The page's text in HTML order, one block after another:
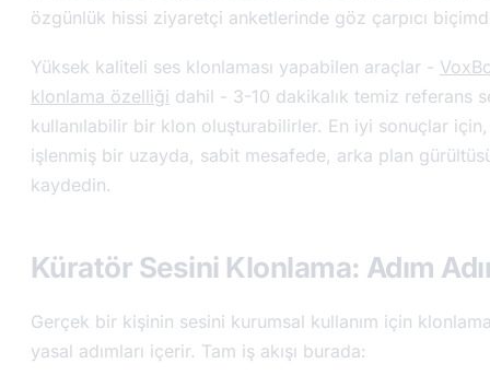
özgünlük hissi ziyaretçi anketlerinde göz çarpıcı
Yüksek kaliteli ses klonlaması yapabilen araçlar -
klonlama özelliği dahil - 3-10 dakikalık temiz referans
kullanılabilir bir klon oluşturabilirler. En iyi sonuçlar
işlenmiş bir uzayda, sabit mesafede, arka plan
kaydedin.
Küratör Sesini Klonlama: Adım
Gerçek bir kişinin sesini kurumsal kullanım için
yasal adımları içerir. Tam iş akışı burada: